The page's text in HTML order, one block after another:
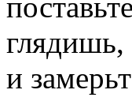
глядишь,
и